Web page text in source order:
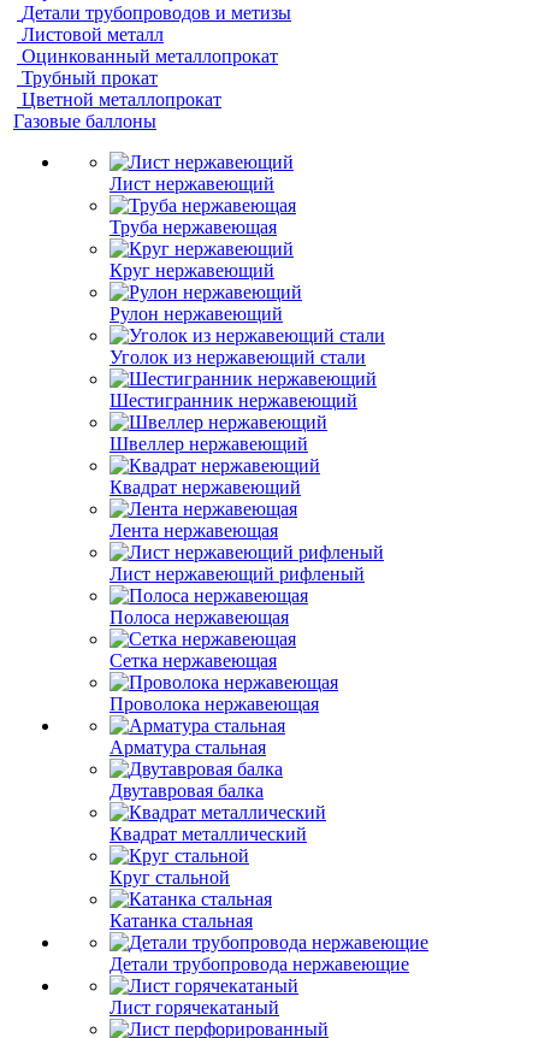
Детали трубопроводов и метизы
Листовой металл
Оцинкованный металлопрокат
Трубный прокат
Цветной металлопрокат
Газовые баллоны
Лист нержавеющий
Труба нержавеющая
Круг нержавеющий
Рулон нержавеющий
Уголок из нержавеющий стали
Шестигранник нержавеющий
Швеллер нержавеющий
Квадрат нержавеющий
Лента нержавеющая
Лист нержавеющий рифленый
Полоса нержавеющая
Сетка нержавеющая
Проволока нержавеющая
Арматура стальная
Двутавровая балка
Квадрат металлический
Круг стальной
Катанка стальная
Детали трубопровода нержавеющие
Лист горячекатаный